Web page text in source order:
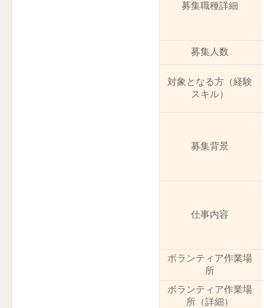
募集職種詳細
募集人数
対象となる方（経験
スキル）
募集背景
仕事内容
ボランティア作業場
所
ボランティア作業場
所（詳細）